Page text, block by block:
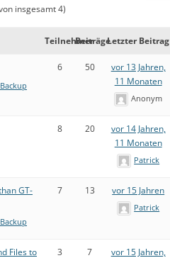
insgesamt 4)
TeilnehmerBeiträgeLetzter Beitrag
6 50
vor 13 Jahren,
11 Monaten
Anonym
8 20
vor 14 Jahren,
11 Monaten
Patrick
GT-
7 13 vor 15 Jahren
Patrick
Files to
3 7
vor 15 Jahren,